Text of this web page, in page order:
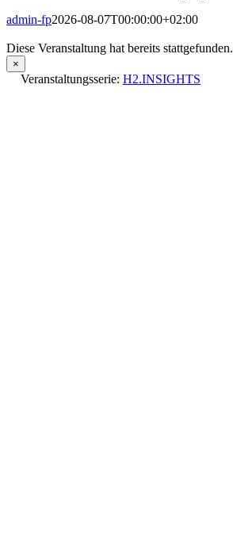
admin-fp2026-08-07T00:00:00+02:00
Diese Veranstaltung hat bereits stattgefunden.
×
Veranstaltungsserie: H2.INSIGHTS